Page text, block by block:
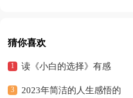
猜你喜欢
读《小白的选择》有感
2023年简洁的人生感悟的